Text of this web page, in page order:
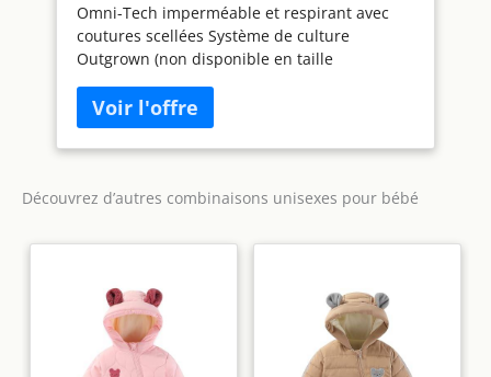
mois
Omni-Tech imperméable et respirant avec
coutures scellées Système de culture
Outgrown (non disponible en taille
périphérique de la capuche Capuche
amovible et réglable Élastique à la taille
Poches zippées sur la poitrine et les mains
Poignets confortables
Découvrez d’autres combinaisons unisexes pour bébé